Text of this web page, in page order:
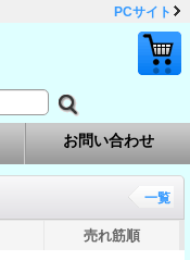
PCサイト
お問い合わせ
一覧
売れ筋順